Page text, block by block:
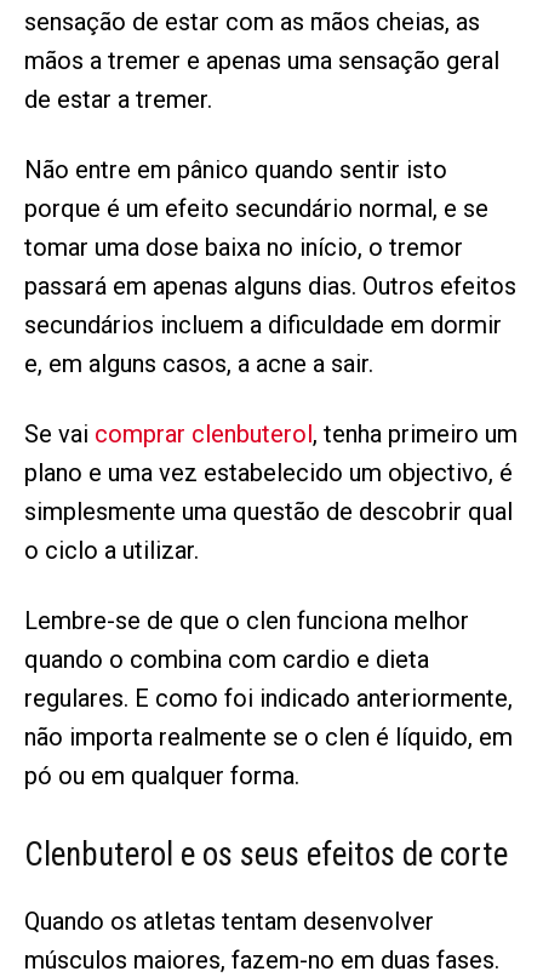
sensação de estar com as mãos cheias, as
mãos a tremer e apenas uma sensação geral
de estar a tremer.
Não entre em pânico quando sentir isto
porque é um efeito secundário normal, e se
tomar uma dose baixa no início, o tremor
passará em apenas alguns dias. Outros efeitos
secundários incluem a dificuldade em dormir
e, em alguns casos, a acne a sair.
Se vai comprar clenbuterol , tenha primeiro um
plano e uma vez estabelecido um objectivo, é
simplesmente uma questão de descobrir qual
o ciclo a utilizar.
Lembre-se de que o clen funciona melhor
quando o combina com cardio e dieta
regulares. E como foi indicado anteriormente,
não importa realmente se o clen é líquido, em
pó ou em qualquer forma.
Clenbuterol e os seus efeitos de corte
Quando os atletas tentam desenvolver
músculos maiores, fazem-no em duas fases.